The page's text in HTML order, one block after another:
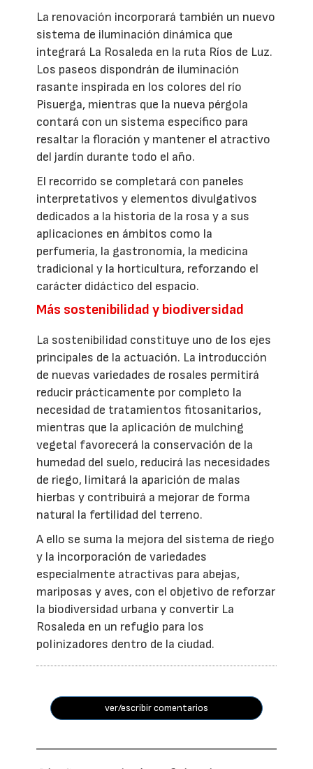
La renovación incorporará también un nuevo
sistema de iluminación dinámica que
integrará La Rosaleda en la ruta Ríos de Luz.
Los paseos dispondrán de iluminación
rasante inspirada en los colores del río
Pisuerga, mientras que la nueva pérgola
contará con un sistema específico para
resaltar la floración y mantener el atractivo
del jardín durante todo el año.
El recorrido se completará con paneles
interpretativos y elementos divulgativos
dedicados a la historia de la rosa y a sus
aplicaciones en ámbitos como la
perfumería, la gastronomía, la medicina
tradicional y la horticultura, reforzando el
carácter didáctico del espacio.
Más sostenibilidad y biodiversidad
La sostenibilidad constituye uno de los ejes
principales de la actuación. La introducción
de nuevas variedades de rosales permitirá
reducir prácticamente por completo la
necesidad de tratamientos fitosanitarios,
mientras que la aplicación de mulching
vegetal favorecerá la conservación de la
humedad del suelo, reducirá las necesidades
de riego, limitará la aparición de malas
hierbas y contribuirá a mejorar de forma
natural la fertilidad del terreno.
A ello se suma la mejora del sistema de riego
y la incorporación de variedades
especialmente atractivas para abejas,
mariposas y aves, con el objetivo de reforzar
la biodiversidad urbana y convertir La
Rosaleda en un refugio para los
polinizadores dentro de la ciudad.
ver/escribir comentarios